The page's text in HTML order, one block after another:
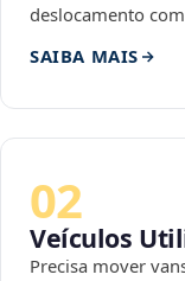
deslocamento
SAIBA MAIS
02
Veículos
Precisa mover